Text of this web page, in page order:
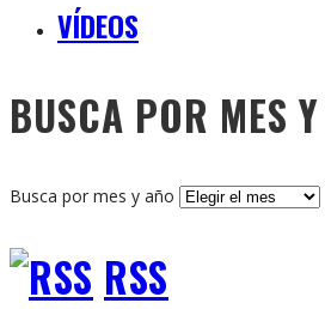
VÍDEOS
BUSCA POR MES
Busca por mes y año
RSS